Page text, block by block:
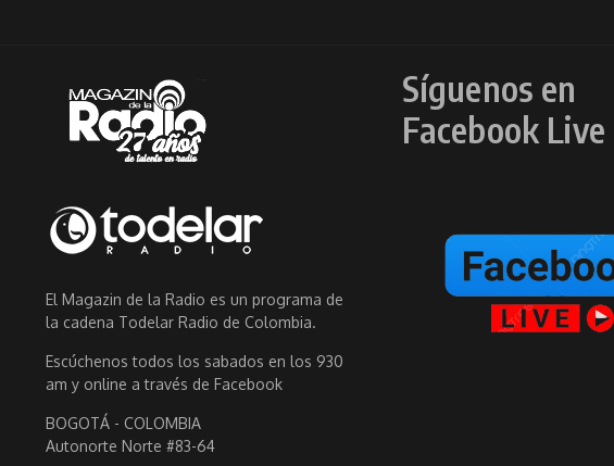
El Magazin de la Radio es un programa de
la cadena Todelar Radio de Colombia.
Escúchenos todos los sabados en los 930
am y online a través de Facebook
BOGOTÁ - COLOMBIA
Autonorte Norte #83-64
Síguenos en
Facebook Live